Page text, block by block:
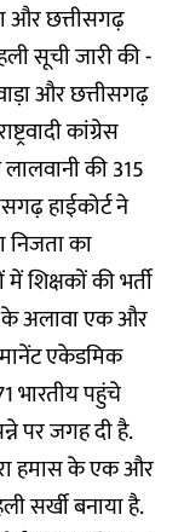
और छत्तीसगढ़
सूची जारी की -
और छत्तीसगढ़
कांग्रेस
की 315
हाईकोर्ट ने
निजता का
शिक्षकों की भर्ती
के अलावा एक और
एकेडमिक
भारतीय पहुंचे
पर जगह दी है.
हमास के एक और
सर्खी बनाया है.